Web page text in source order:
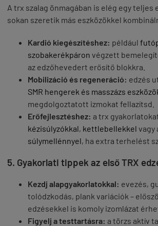
A trx szalag önmagában is elég egy teljes
sokan szeretik más eszközökkel
Kardió kiegészítéshez: például
szobakerékpáron végzett
az edzőhevedert erősítő blokkra.
Mobilizáció és regeneráció: edzés
SMR hengerek és masszázs
megdolgoztatott izmokat fellazítsd.
Erőfejlesztéshez: a trx
kézisúlyzókkal, kettlebellekkel vagy
súlymellénnyel, ha extra terhelést
5. Gyakorlati tippek az első TRX
Kezdj alapgyakorlatokkal: evezés,
tolódzkodás, plank variációk –
edzésekkel is komoly izomlázat
Figyelj a testtartásra: a törzs aktív